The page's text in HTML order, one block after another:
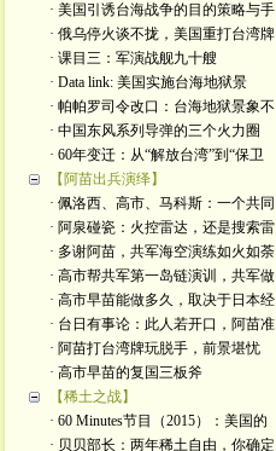
· 美国引诱台海战争的目的策略与手
· 俄乌停火谈不拢，美国重打台湾牌
· 课目三：军演战舰九十艘
· Data link: 美国实施台海地狱景
· 帕帕罗司令改口：台海地狱景象不
· 中国东风系列导弹的三个火力圈
· 60年变迁：从“解放台湾”到“保卫
【阿苗出兵演绎】
· 佩洛西、高市、马科斯：一个共同
· 阿泉碰瓷：火控雷达，还是搜索雷
· 多谢阿苗，共军海空演练如火如荼
· 高市帮共军第一岛链演训，共军做
· 高市早苗能做多久，取决于日本经
· 台日有事论：此人若开口，阿苗准
· 阿苗打台湾牌玩脱手，前景堪忧
· 高市早苗的复国三板斧
【稀土之战】
· 60 Minutes节目（2015）：美国的
· 贝贝部长：两年稀土自由，你确定